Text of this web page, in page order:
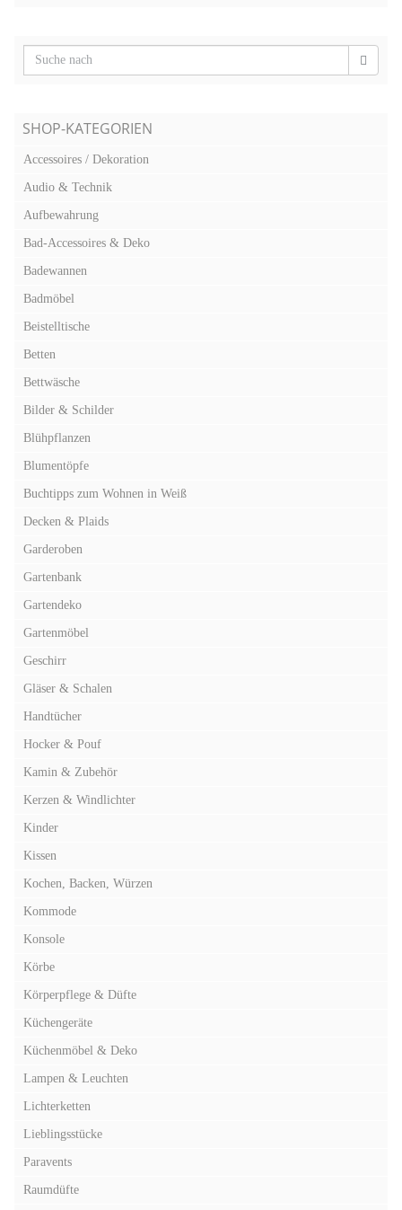
SHOP-KATEGORIEN
Accessoires / Dekoration
Audio & Technik
Aufbewahrung
Bad-Accessoires & Deko
Badewannen
Badmöbel
Beistelltische
Betten
Bettwäsche
Bilder & Schilder
Blühpflanzen
Blumentöpfe
Buchtipps zum Wohnen in Weiß
Decken & Plaids
Garderoben
Gartenbank
Gartendeko
Gartenmöbel
Geschirr
Gläser & Schalen
Handtücher
Hocker & Pouf
Kamin & Zubehör
Kerzen & Windlichter
Kinder
Kissen
Kochen, Backen, Würzen
Kommode
Konsole
Körbe
Körperpflege & Düfte
Küchengeräte
Küchenmöbel & Deko
Lampen & Leuchten
Lichterketten
Lieblingsstücke
Paravents
Raumdüfte